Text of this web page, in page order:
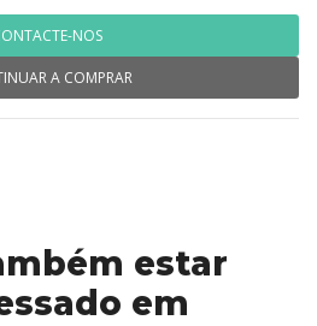
NOS
A COMPRAR
estar
em